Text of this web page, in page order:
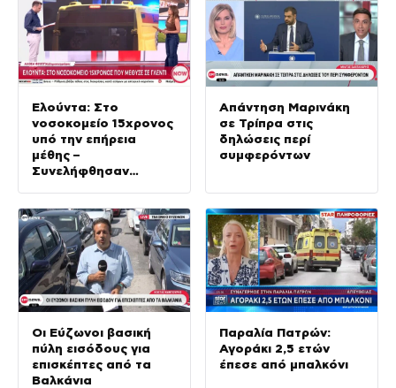
Ελούντα: Στο
νοσοκομείο 15χρονος
υπό την επήρεια
μέθης –
Συνελήφθησαν
Απάντηση Μαρινάκη
σε Τρίπρα στις
δηλώσεις περί
συμφερόντων
Οι Εύζωνοι βασική
πύλη εισόδους για
επισκέπτες από τα
Βαλκάνια
Παραλία Πατρών:
Αγοράκι 2,5 ετών
έπεσε από μπαλκόνι